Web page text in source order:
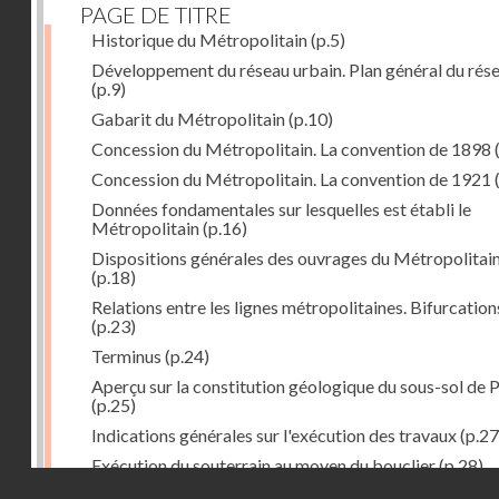
PAGE DE TITRE
Historique du Métropolitain(p.5)
Développement du réseau urbain. Plan général du
(p.9)
Gabarit du Métropolitain(p.10)
Concession du Métropolitain. La convention de 1898
Concession du Métropolitain. La convention de 1921
Données fondamentales sur lesquelles est établi le
Métropolitain(p.16)
Dispositions générales des ouvrages du
(p.18)
Relations entre les lignes métropolitaines.
(p.23)
Terminus (p.24)
Aperçu sur la constitution géologique du sous-sol de
(p.25)
Indications générales sur l'exécution des travaux
Exécution du souterrain au moyen du bouclier(p.28)